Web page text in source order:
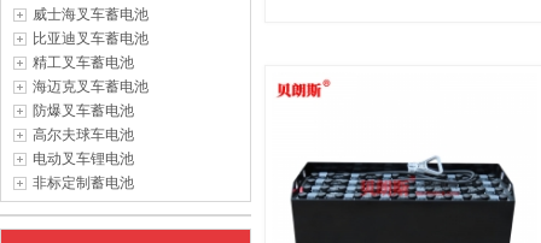
威士海叉车蓄电池
比亚迪叉车蓄电池
精工叉车蓄电池
海迈克叉车蓄电池
防爆叉车蓄电池
高尔夫球车电池
电动叉车锂电池
非标定制蓄电池